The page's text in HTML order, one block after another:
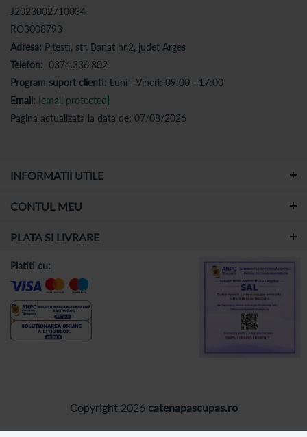
J2023002710034
RO3008793
Adresa: Pitesti, str. Banat nr.2, judet Arges
Telefon: 0374.336.802
Program suport clienti: Luni - Vineri: 09:00 - 17:00
Email: [email protected]
Pagina actualizata la data de: 07/08/2026
INFORMATII UTILE
CONTUL MEU
PLATA SI LIVRARE
Copyright 2026 catenapascupas.ro
Platiti cu: